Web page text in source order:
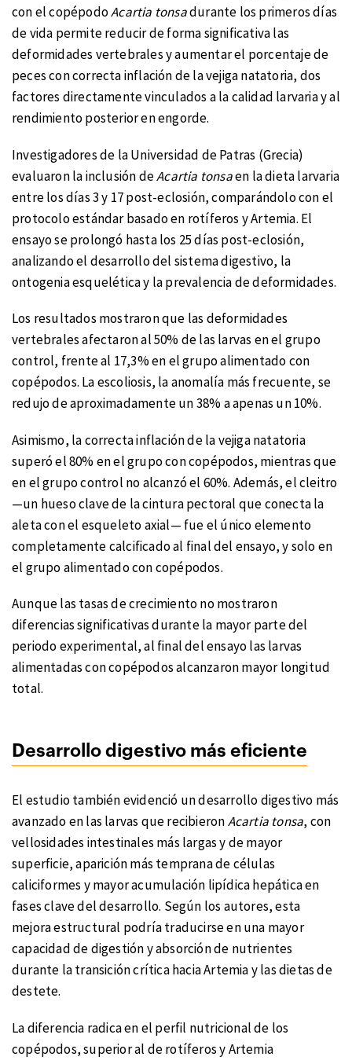
con el copépodoAcartia tonsadurante los primeros días
de vida permite reducir de forma significativa las
deformidades vertebrales y aumentar el porcentaje de
peces con correcta inflación de la vejiga natatoria, dos
factores directamente vinculados a la calidad larvaria y al
rendimiento posterior en engorde.
Investigadores de la Universidad de Patras (Grecia)
evaluaron la inclusión deAcartia tonsaen la dieta larvaria
entre los días 3 y 17 post-eclosión, comparándolo con el
protocolo estándar basado en rotíferos y Artemia. El
ensayo se prolongó hasta los 25 días post-eclosión,
analizando el desarrollo del sistema digestivo, la
ontogenia esquelética y la prevalencia de deformidades.
Los resultados mostraron que las deformidades
vertebrales afectaron al 50% de las larvas en el grupo
control, frente al 17,3% en el grupo alimentado con
copépodos. La escoliosis, la anomalía más frecuente, se
redujo de aproximadamente un 38% a apenas un 10%.
Asimismo, la correcta inflación de la vejiga natatoria
superó el 80% en el grupo con copépodos, mientras que
en el grupo control no alcanzó el 60%. Además, el cleitro
—un hueso clave de la cintura pectoral que conecta la
aleta con el esqueleto axial— fue el único elemento
completamente calcificado al final del ensayo, y solo en
el grupo alimentado con copépodos.
Aunque las tasas de crecimiento no mostraron
diferencias significativas durante la mayor parte del
periodo experimental, al final del ensayo las larvas
alimentadas con copépodos alcanzaron mayor longitud
total.
Desarrollo digestivo más eficiente
El estudio también evidenció un desarrollo digestivo más
avanzado en las larvas que recibieronAcartia tonsa, con
vellosidades intestinales más largas y de mayor
superficie, aparición más temprana de células
caliciformes y mayor acumulación lipídica hepática en
fases clave del desarrollo. Según los autores, esta
mejora estructural podría traducirse en una mayor
capacidad de digestión y absorción de nutrientes
durante la transición crítica hacia Artemia y las dietas de
destete.
La diferencia radica en el perfil nutricional de los
copépodos, superior al de rotíferos y Artemia